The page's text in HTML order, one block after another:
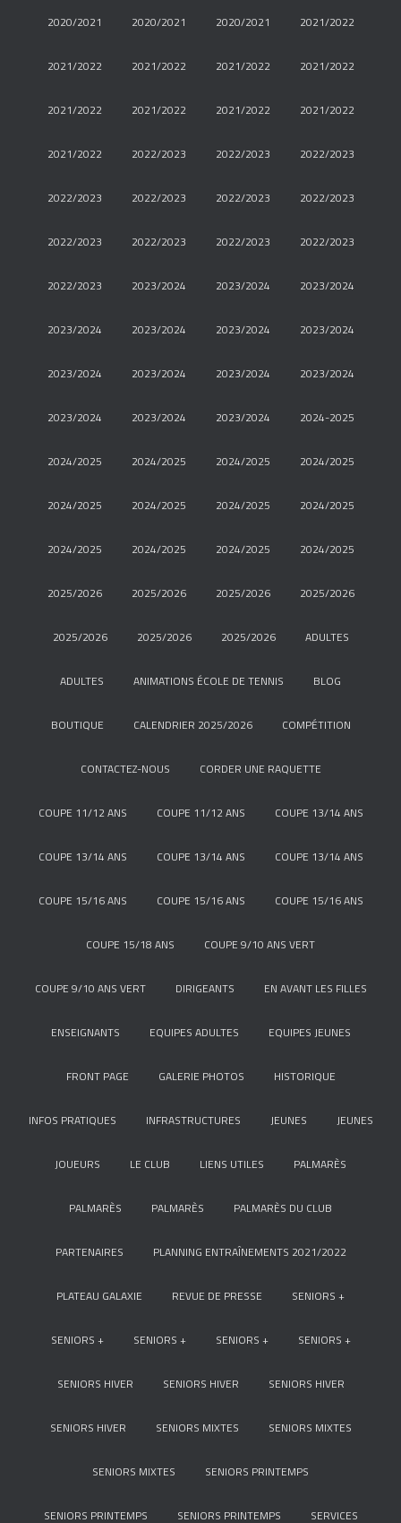
2020/2021 2020/2021 2020/2021 2021/2022
2021/2022 2021/2022 2021/2022 2021/2022
2021/2022 2021/2022 2021/2022 2021/2022
2021/2022 2022/2023 2022/2023 2022/2023
2022/2023 2022/2023 2022/2023 2022/2023
2022/2023 2022/2023 2022/2023 2022/2023
2022/2023 2023/2024 2023/2024 2023/2024
2023/2024 2023/2024 2023/2024 2023/2024
2023/2024 2023/2024 2023/2024 2023/2024
2023/2024 2023/2024 2023/2024 2024-2025
2024/2025 2024/2025 2024/2025 2024/2025
2024/2025 2024/2025 2024/2025 2024/2025
2024/2025 2024/2025 2024/2025 2024/2025
2025/2026 2025/2026 2025/2026 2025/2026
2025/2026 2025/2026 2025/2026 ADULTES
ADULTES ANIMATIONS ÉCOLE DE TENNIS BLOG
BOUTIQUE CALENDRIER 2025/2026 COMPÉTITION
CONTACTEZ-NOUS CORDER UNE RAQUETTE
COUPE 11/12 ANS COUPE 11/12 ANS COUPE 13/14 ANS
COUPE 13/14 ANS COUPE 13/14 ANS COUPE 13/14 ANS
COUPE 15/16 ANS COUPE 15/16 ANS COUPE 15/16 ANS
COUPE 15/18 ANS COUPE 9/10 ANS VERT
COUPE 9/10 ANS VERT DIRIGEANTS EN AVANT LES FILLES
ENSEIGNANTS EQUIPES ADULTES EQUIPES JEUNES
FRONT PAGE GALERIE PHOTOS HISTORIQUE
INFOS PRATIQUES INFRASTRUCTURES JEUNES JEUNES
JOUEURS LE CLUB LIENS UTILES PALMARÈS
PALMARÈS PALMARÈS PALMARÈS DU CLUB
PARTENAIRES PLANNING ENTRAÎNEMENTS 2021/2022
PLATEAU GALAXIE REVUE DE PRESSE SENIORS +
SENIORS + SENIORS + SENIORS + SENIORS +
SENIORS HIVER SENIORS HIVER SENIORS HIVER
SENIORS HIVER SENIORS MIXTES SENIORS MIXTES
SENIORS MIXTES SENIORS PRINTEMPS
SENIORS PRINTEMPS SENIORS PRINTEMPS SERVICES